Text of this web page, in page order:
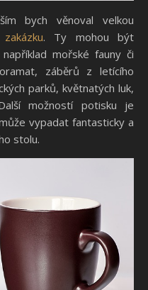
bych věnoval velkou
. Ty mohou být
mořské fauny či
záběrů z letícího
parků, květnatých luk,
možností potisku je
vypadat fantasticky a
stolu.